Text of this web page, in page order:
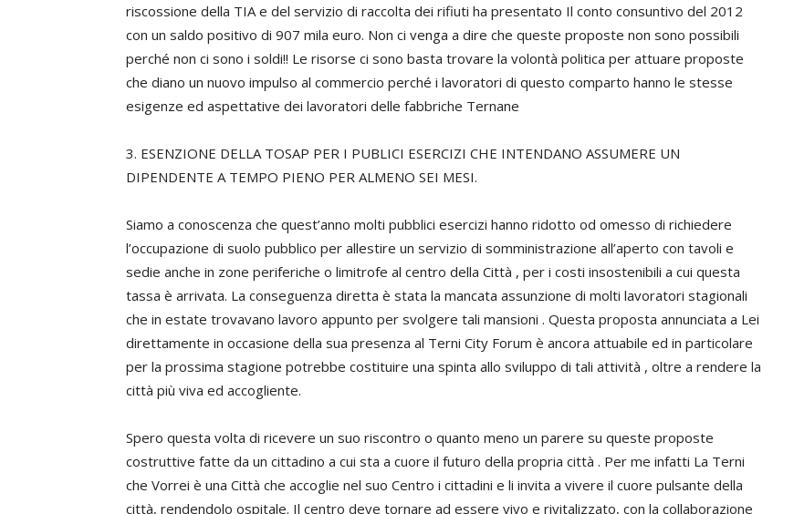
riscossione della TIA e del servizio di raccolta dei rifiuti ha presentato Il conto consuntivo del 2012
con un saldo positivo di 907 mila euro. Non ci venga a dire che queste proposte non sono possibili
perché non ci sono i soldi!! Le risorse ci sono basta trovare la volontà politica per attuare proposte
che diano un nuovo impulso al commercio perché i lavoratori di questo comparto hanno le stesse
esigenze ed aspettative dei lavoratori delle fabbriche Ternane
3. ESENZIONE DELLA TOSAP PER I PUBLICI ESERCIZI CHE INTENDANO ASSUMERE UN
DIPENDENTE A TEMPO PIENO PER ALMENO SEI MESI.
Siamo a conoscenza che quest’anno molti pubblici esercizi hanno ridotto od omesso di richiedere
l’occupazione di suolo pubblico per allestire un servizio di somministrazione all’aperto con tavoli e
sedie anche in zone periferiche o limitrofe al centro della Città , per i costi insostenibili a cui questa
tassa è arrivata. La conseguenza diretta è stata la mancata assunzione di molti lavoratori stagionali
che in estate trovavano lavoro appunto per svolgere tali mansioni . Questa proposta annunciata a Lei
direttamente in occasione della sua presenza al Terni City Forum è ancora attuabile ed in particolare
per la prossima stagione potrebbe costituire una spinta allo sviluppo di tali attività , oltre a rendere la
città più viva ed accogliente.
Spero questa volta di ricevere un suo riscontro o quanto meno un parere su queste proposte
costruttive fatte da un cittadino a cui sta a cuore il futuro della propria città . Per me infatti La Terni
che Vorrei è una Città che accoglie nel suo Centro i cittadini e li invita a vivere il cuore pulsante della
città, rendendolo ospitale. Il centro deve tornare ad essere vivo e rivitalizzato, con la collaborazione